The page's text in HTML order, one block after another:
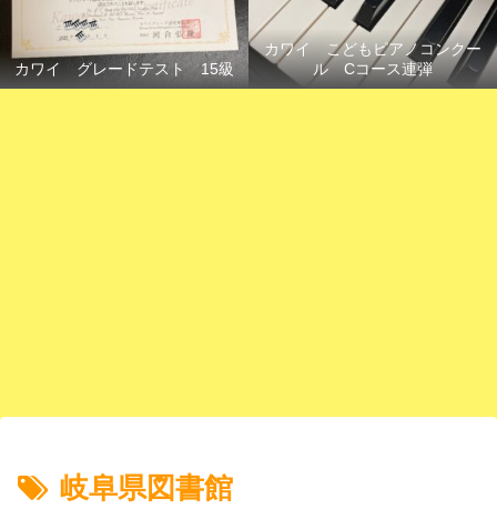
カワイ グレードテスト 15級
カワイ こどもピアノコンクー
ル Cコース連弾
岐阜県図書館